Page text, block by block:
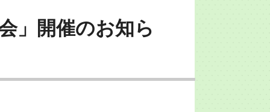
」開催のお知ら